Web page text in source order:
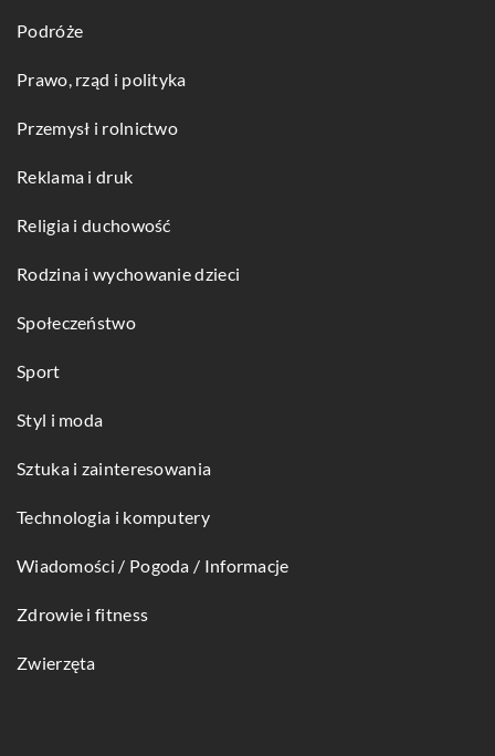
Podróże
Prawo, rząd i polityka
Przemysł i rolnictwo
Reklama i druk
Religia i duchowość
Rodzina i wychowanie dzieci
Społeczeństwo
Sport
Styl i moda
Sztuka i zainteresowania
Technologia i komputery
Wiadomości / Pogoda / Informacje
Zdrowie i fitness
Zwierzęta